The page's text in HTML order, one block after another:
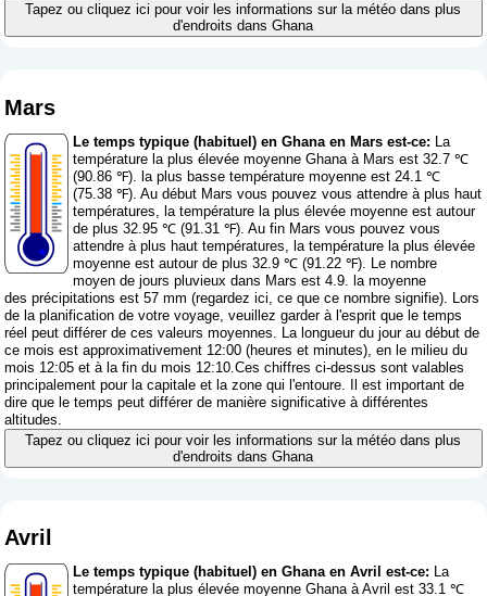
Tapez ou cliquez ici pour voir les informations sur la météo dans plus
d'endroits dans Ghana
Mars
Le temps typique (habituel) en Ghana en Mars est-ce: La
température la plus élevée moyenne Ghana à Mars est 32.7 ℃
(90.86 ℉). la plus basse température moyenne est 24.1 ℃
(75.38 ℉). Au début Mars vous pouvez vous attendre à plus haut
températures, la température la plus élevée moyenne est autour
de plus 32.95 ℃ (91.31 ℉). Au fin Mars vous pouvez vous
attendre à plus haut températures, la température la plus élevée
moyenne est autour de plus 32.9 ℃ (91.22 ℉). Le nombre
moyen de jours pluvieux dans Mars est 4.9. la moyenne
des précipitations est 57 mm (regardez ici, ce que ce nombre signifie). Lors
de la planification de votre voyage, veuillez garder à l'esprit que le temps
réel peut différer de ces valeurs moyennes. La longueur du jour au début de
ce mois est approximativement 12:00 (heures et minutes), en le milieu du
mois 12:05 et à la fin du mois 12:10.Ces chiffres ci-dessus sont valables
principalement pour la capitale et la zone qui l'entoure. Il est important de
dire que le temps peut différer de manière significative à différentes
altitudes.
Tapez ou cliquez ici pour voir les informations sur la météo dans plus
d'endroits dans Ghana
Avril
Le temps typique (habituel) en Ghana en Avril est-ce: La
température la plus élevée moyenne Ghana à Avril est 33.1 ℃